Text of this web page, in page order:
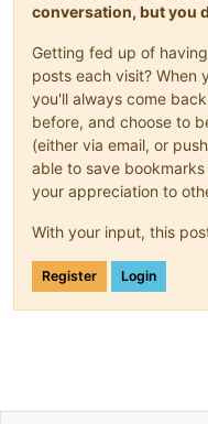
conversation, but you
Getting fed up of
posts each visit? When
you'll always come
before, and choose to
(either via email, or
able to save
your appreciation to
With your input, this
Register Login